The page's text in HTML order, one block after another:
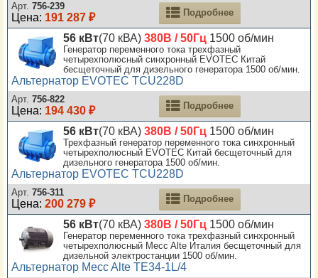
Арт. 756-239
Цена: 191 287 ₽ Подробнее
56 кВт(70 кВА) 380В / 50Гц 1500 об/мин
Генератор переменного тока трехфазный
четырехполюсный синхронный EVOTEC Китай
бесщеточный для дизельного генератора 1500 об/мин.
Альтернатор EVOTEC TCU228D
Арт. 756-822
Цена: 194 430 ₽ Подробнее
56 кВт(70 кВА) 380В / 50Гц 1500 об/мин
Трехфазный генератор переменного тока синхронный
четырехполюсный EVOTEC Китай бесщеточный для
дизельного генератора 1500 об/мин.
Альтернатор EVOTEC TCU228D
Арт. 756-311
Цена: 200 279 ₽ Подробнее
56 кВт(70 кВА) 380В / 50Гц 1500 об/мин
Генератор переменного тока трехфазный синхронный
четырехполюсный Mecc Alte Италия бесщеточный для
дизельной электростанции 1500 об/мин.
Альтернатор Mecc Alte TE34-1L/4